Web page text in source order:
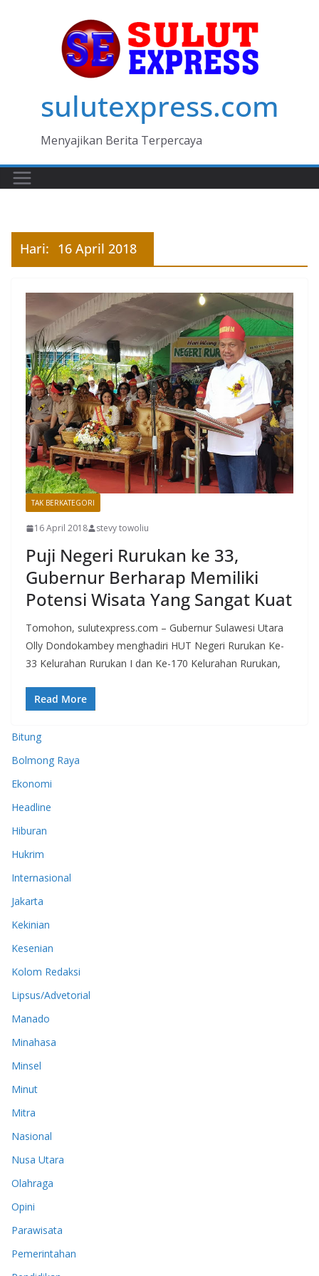
sulutexpress.com
Menyajikan Berita Terpercaya
Hari: 16 April 2018
TAK BERKATEGORI
16 April 2018 stevy towoliu
Puji Negeri Rurukan ke 33,
Gubernur Berharap Memiliki
Potensi Wisata Yang Sangat Kuat
Tomohon, sulutexpress.com – Gubernur Sulawesi Utara
Olly Dondokambey menghadiri HUT Negeri Rurukan Ke-
33 Kelurahan Rurukan I dan Ke-170 Kelurahan Rurukan,
Read More
Bitung
Bolmong Raya
Ekonomi
Headline
Hiburan
Hukrim
Internasional
Jakarta
Kekinian
Kesenian
Kolom Redaksi
Lipsus/Advetorial
Manado
Minahasa
Minsel
Minut
Mitra
Nasional
Nusa Utara
Olahraga
Opini
Parawisata
Pemerintahan